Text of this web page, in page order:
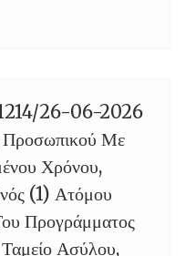
28
1214/26-06-2026
Με
Χρόνου,
(1) Ατόμου
Προγράμματος
Ασύλου,